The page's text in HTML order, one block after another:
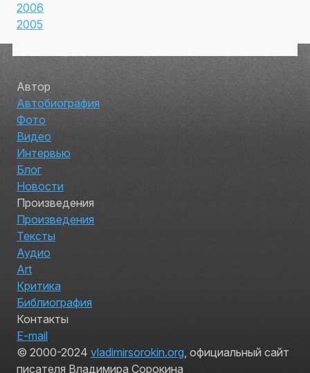
2006
2005
Автор
Автобиография
Фото
Видео
Интервью
Блог
Новости
Произведения
Произведения
Тексты
Аудио
Art
Критика
Библиография
Контакты
E-mail
© 2000-2024 vladimirsorokin.org, официальный сайт
писателя Владимира Сорокина